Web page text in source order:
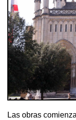
Las obras